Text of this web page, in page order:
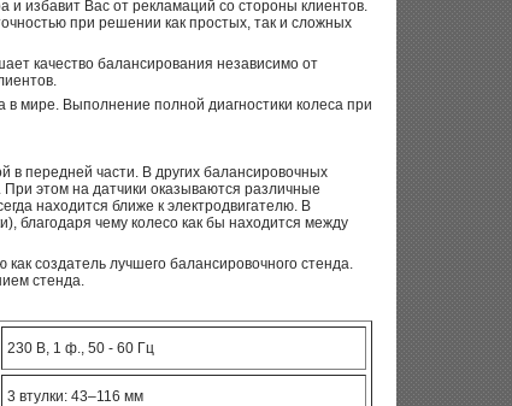
и избавит Вас от рекламаций со стороны клиентов.
при решении как простых, так и сложных
качество балансирования независимо от
мире. Выполнение полной диагностики колеса при
в передней части. В других балансировочных
этом на датчики оказываются различные
находится ближе к электродвигателю. В
благодаря чему колесо как бы находится между
создатель лучшего балансировочного стенда.
стенда.
230 В, 1 ф., 50 - 60 Гц
3 втулки: 43–116 мм